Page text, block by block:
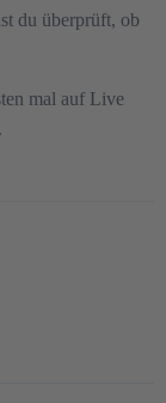
du überprüft, ob
mal auf Live